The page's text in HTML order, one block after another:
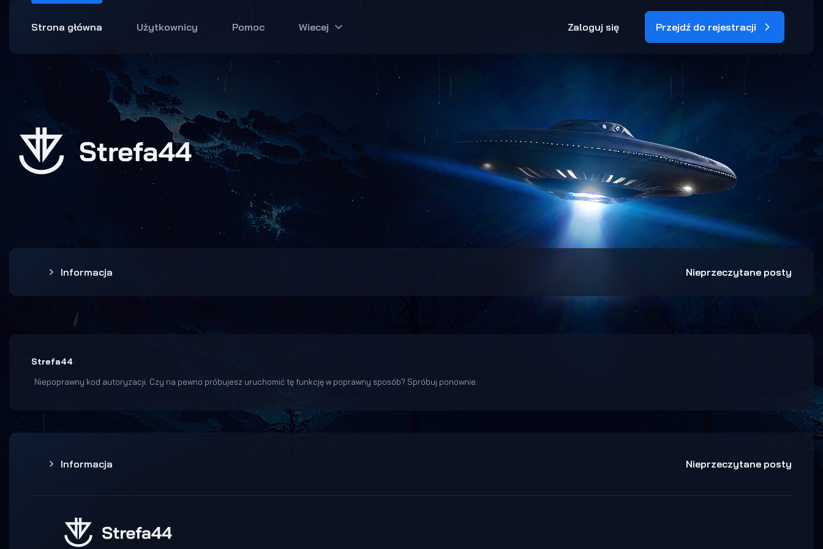
Strona główna Użytkownicy Pomoc Wiecej Zaloguj się Przejdź do rejestracji
Informacja Nieprzeczytane posty
Strefa44
Niepoprawny kod autoryzacji. Czy na pewno próbujesz uruchomić tę funkcję w poprawny sposób? Spróbuj ponownie.
Informacja Nieprzeczytane posty